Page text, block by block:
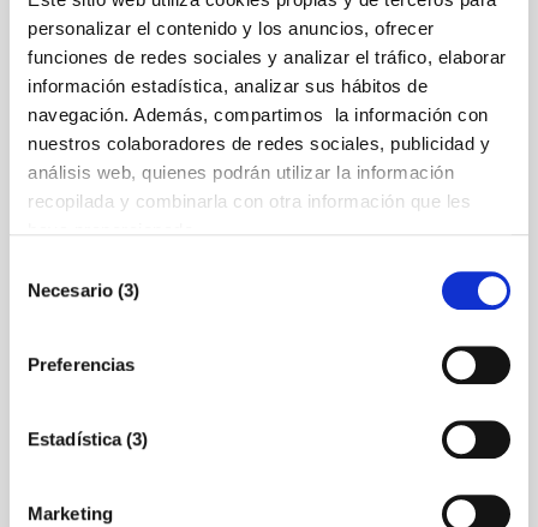
personalizar el contenido y los anuncios, ofrecer
funciones de redes sociales y analizar el tráfico, elaborar
información estadística, analizar sus hábitos de
navegación. Además, compartimos la información con
nuestros colaboradores de redes sociales, publicidad y
análisis web, quienes podrán utilizar la información
recopilada y combinarla con otra información que les
Necesario (3)
Preferencias
Estadística (3)
Marketing
ganadores del
Investor Day de
Impulsa Startup 2025
21/11/2025
Diez emprendedores han
presentado proyectos de alto
Los Premios Cámara
fortaleza y el talento
del tejido empresarial